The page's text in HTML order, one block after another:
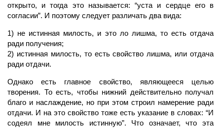
открыто, и тогда это называется: “уста и сердце его в
согласии”. И поэтому следует различать два вида:
1) не истинная милость, и это ло лишма, то есть отдача
ради получения;
2) истинная милость, то есть свойство лишма, или отдача
ради отдачи.
Однако есть главное свойство, являющееся целью
творения. То есть, чтобы нижний действительно получал
благо и наслаждение, но при этом строил намерение ради
отдачи. И на это свойство тоже есть указание в словах: “И
содеял мне милость истинную”. Что означает, что эта